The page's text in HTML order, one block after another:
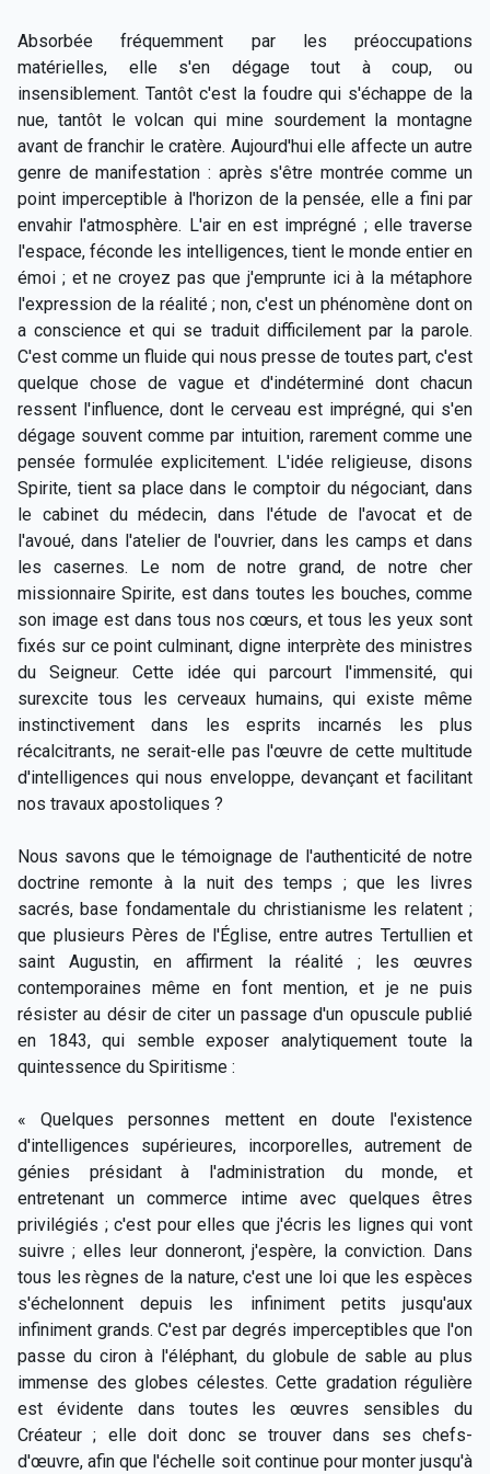
Absorbée fréquemment par les préoccupations
matérielles, elle s'en dégage tout à coup, ou
insensiblement. Tantôt c'est la foudre qui s'échappe de la
nue, tantôt le volcan qui mine sourdement la montagne
avant de franchir le cratère. Aujourd'hui elle affecte un autre
genre de manifestation : après s'être montrée comme un
point imperceptible à l'horizon de la pensée, elle a fini par
envahir l'atmosphère. L'air en est imprégné ; elle traverse
l'espace, féconde les intelligences, tient le monde entier en
émoi ; et ne croyez pas que j'emprunte ici à la métaphore
l'expression de la réalité ; non, c'est un phénomène dont on
a conscience et qui se traduit difficilement par la parole.
C'est comme un fluide qui nous presse de toutes part, c'est
quelque chose de vague et d'indéterminé dont chacun
ressent l'influence, dont le cerveau est imprégné, qui s'en
dégage souvent comme par intuition, rarement comme une
pensée formulée explicitement. L'idée religieuse, disons
Spirite, tient sa place dans le comptoir du négociant, dans
le cabinet du médecin, dans l'étude de l'avocat et de
l'avoué, dans l'atelier de l'ouvrier, dans les camps et dans
les casernes. Le nom de notre grand, de notre cher
missionnaire Spirite, est dans toutes les bouches, comme
son image est dans tous nos cœurs, et tous les yeux sont
fixés sur ce point culminant, digne interprète des ministres
du Seigneur. Cette idée qui parcourt l'immensité, qui
surexcite tous les cerveaux humains, qui existe même
instinctivement dans les esprits incarnés les plus
récalcitrants, ne serait-elle pas l'œuvre de cette multitude
d'intelligences qui nous enveloppe, devançant et facilitant
nos travaux apostoliques ?
Nous savons que le témoignage de l'authenticité de notre
doctrine remonte à la nuit des temps ; que les livres
sacrés, base fondamentale du christianisme les relatent ;
que plusieurs Pères de l'Église, entre autres Tertullien et
saint Augustin, en affirment la réalité ; les œuvres
contemporaines même en font mention, et je ne puis
résister au désir de citer un passage d'un opuscule publié
en 1843, qui semble exposer analytiquement toute la
quintessence du Spiritisme :
« Quelques personnes mettent en doute l'existence
d'intelligences supérieures, incorporelles, autrement de
génies présidant à l'administration du monde, et
entretenant un commerce intime avec quelques êtres
privilégiés ; c'est pour elles que j'écris les lignes qui vont
suivre ; elles leur donneront, j'espère, la conviction. Dans
tous les règnes de la nature, c'est une loi que les espèces
s'échelonnent depuis les infiniment petits jusqu'aux
infiniment grands. C'est par degrés imperceptibles que l'on
passe du ciron à l'éléphant, du globule de sable au plus
immense des globes célestes. Cette gradation régulière
est évidente dans toutes les œuvres sensibles du
Créateur ; elle doit donc se trouver dans ses chefs-
d'œuvre, afin que l'échelle soit continue pour monter jusqu'à